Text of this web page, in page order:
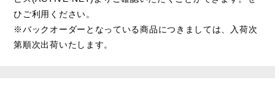
ひご利用ください。
※バックオーダーとなっている商品につきましては、入荷次
第順次出荷いたします。